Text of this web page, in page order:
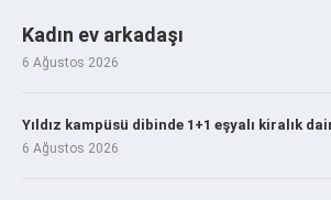
Kadın ev arkadaşı
6 Ağustos 2026
Yıldız kampüsü dibinde 1+1 eşyalı kiralık
6 Ağustos 2026